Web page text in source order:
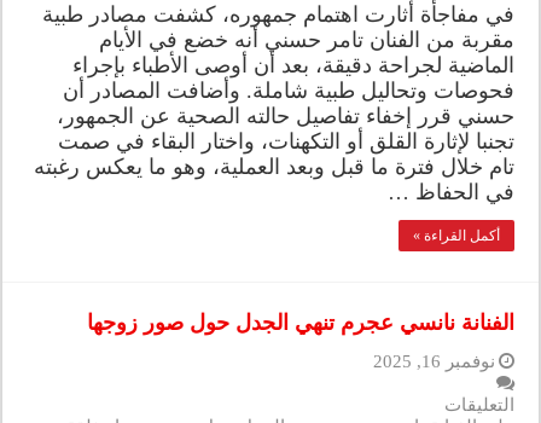
في مفاجأة أثارت اهتمام جمهوره، كشفت مصادر طبية
مقربة من الفنان تامر حسني أنه خضع في الأيام
الماضية لجراحة دقيقة، بعد أن أوصى الأطباء بإجراء
فحوصات وتحاليل طبية شاملة. وأضافت المصادر أن
حسني قرر إخفاء تفاصيل حالته الصحية عن الجمهور،
تجنبا لإثارة القلق أو التكهنات، واختار البقاء في صمت
تام خلال فترة ما قبل وبعد العملية، وهو ما يعكس رغبته
في الحفاظ …
أكمل القراءة »
الفنانة نانسي عجرم تنهي الجدل حول صور زوجها
نوفمبر 16, 2025
التعليقات